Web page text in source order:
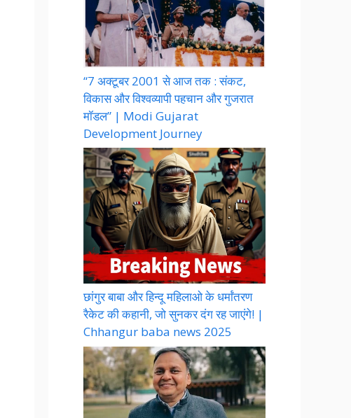
“7 अक्टूबर 2001 से आज तक : संकट,
विकास और विश्वव्यापी पहचान और गुजरात
मॉडल” | Modi Gujarat
Development Journey
छांगुर बाबा और हिन्दू महिलाओ के धर्मांतरण
रैकेट की कहानी, जो सुनकर दंग रह जाएंगे! |
Chhangur baba news 2025